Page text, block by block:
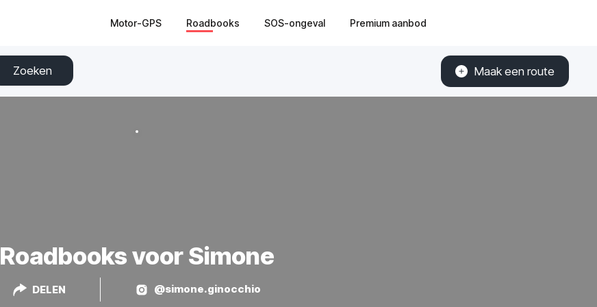
Motor-GPS Roadbooks SOS-ongeval Premium aanbod
Zoeken Maak een route
Roadbooks voor Simone
DELEN @simone.ginocchio